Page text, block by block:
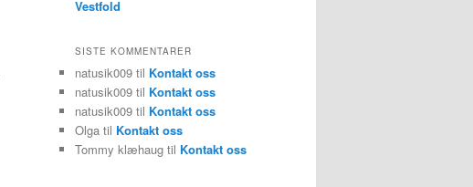
Vestfold
SISTE KOMMENTARER
natusik009 til Kontakt oss
natusik009 til Kontakt oss
natusik009 til Kontakt oss
Olga til Kontakt oss
Tommy klæhaug til Kontakt oss